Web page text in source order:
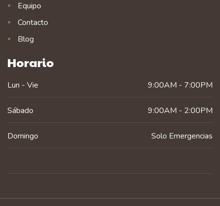
Equipo
Contacto
Blog
Horario
Lun - Vie 9:00AM - 7:00PM
Sábado 9:00AM - 2:00PM
Domingo Solo Emergencias